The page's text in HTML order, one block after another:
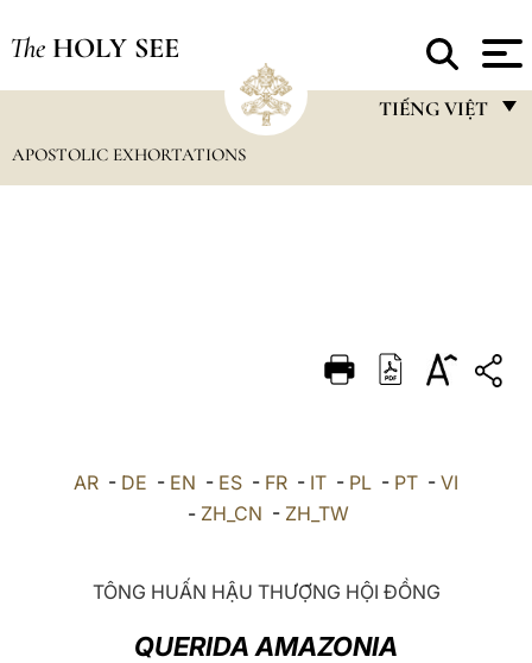
The HOLY SEE
TIẾNG VIỆT
DEUTSCH
العربيّة
LATINE
APOSTOLIC EXHORTATIONS
AR - DE - EN - ES - FR - IT - PL - PT - VI
- ZH_CN - ZH_TW
TÔNG HUẤN HẬU THƯỢNG HỘI ĐỒNG
QUERIDA AMAZONIA